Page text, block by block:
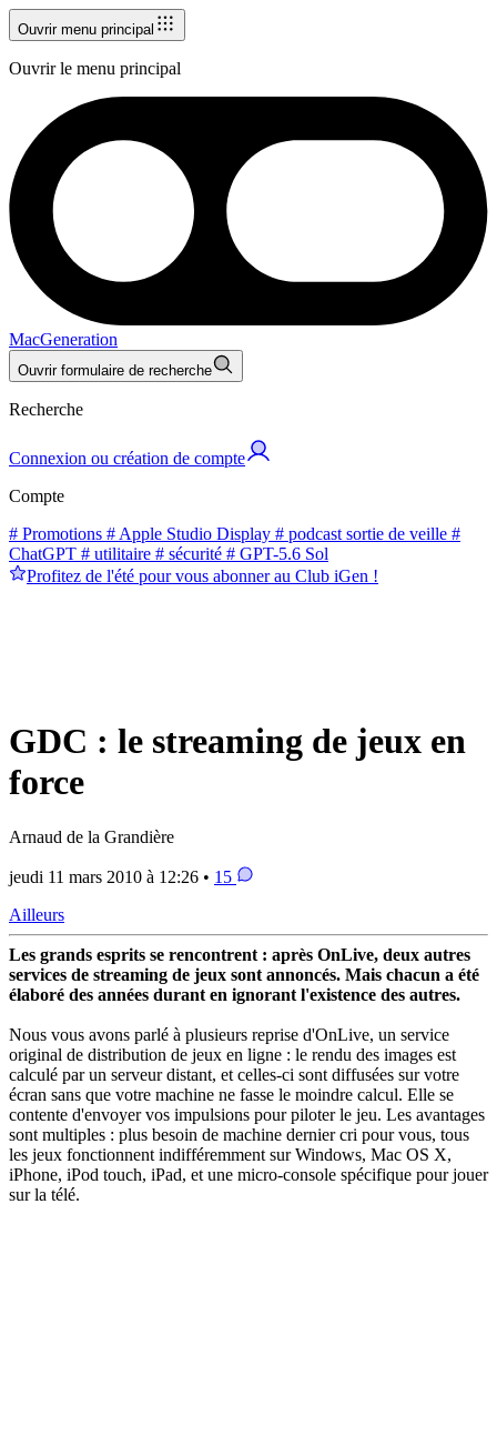
Ouvrir menu principal
Ouvrir le menu principal
MacGeneration
Ouvrir formulaire de recherche
Recherche
Connexion ou création de compte
Compte
# Promotions # Apple Studio Display # podcast sortie de veille #
ChatGPT # utilitaire # sécurité # GPT-5.6 Sol
Profitez de l'été pour vous abonner au Club iGen !
GDC : le streaming de jeux en
force
Arnaud de la Grandière
jeudi 11 mars 2010 à 12:26 • 15
Ailleurs
Les grands esprits se rencontrent : après OnLive, deux autres
services de streaming de jeux sont annoncés. Mais chacun a été
élaboré des années durant en ignorant l'existence des autres.
Nous vous avons parlé à plusieurs reprise d'OnLive, un service
original de distribution de jeux en ligne : le rendu des images est
calculé par un serveur distant, et celles-ci sont diffusées sur votre
écran sans que votre machine ne fasse le moindre calcul. Elle se
contente d'envoyer vos impulsions pour piloter le jeu. Les avantages
sont multiples : plus besoin de machine dernier cri pour vous, tous
les jeux fonctionnent indifféremment sur Windows, Mac OS X,
iPhone, iPod touch, iPad, et une micro-console spécifique pour jouer
sur la télé.